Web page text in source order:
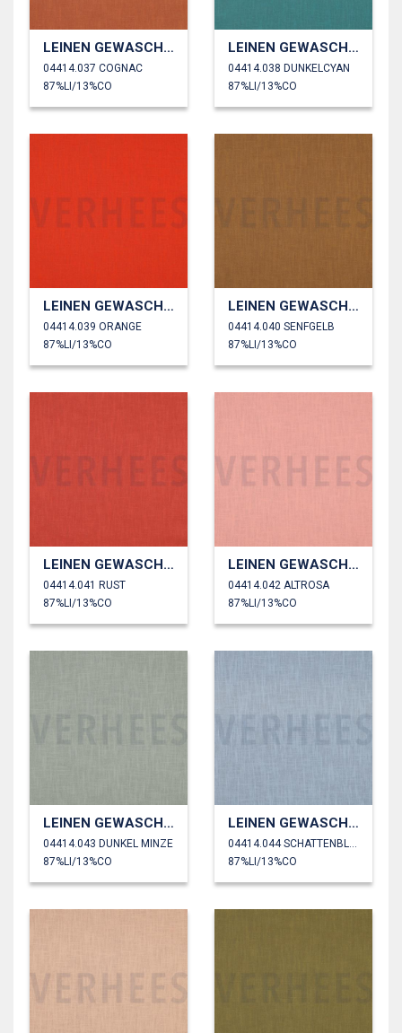
LEINEN GEWASCHEN 230 GM2
04414.037 COGNAC
87%LI/13%CO
LEINEN GEWASCHEN 230 GM2
04414.038 DUNKELCYAN
87%LI/13%CO
LEINEN GEWASCHEN 230 GM2
04414.039 ORANGE
87%LI/13%CO
LEINEN GEWASCHEN 230 GM2
04414.040 SENFGELB
87%LI/13%CO
LEINEN GEWASCHEN 230 GM2
04414.041 RUST
87%LI/13%CO
LEINEN GEWASCHEN 230 GM2
04414.042 ALTROSA
87%LI/13%CO
LEINEN GEWASCHEN 230 GM2
04414.043 DUNKEL MINZE
87%LI/13%CO
LEINEN GEWASCHEN 230 GM2
87%LI/13%CO